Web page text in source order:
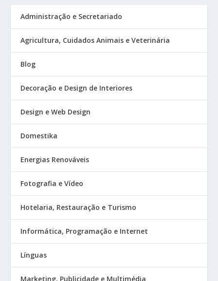
Administração e Secretariado
Agricultura, Cuidados Animais e Veterinária
Blog
Decoração e Design de Interiores
Design e Web Design
Domestika
Energias Renováveis
Fotografia e Vídeo
Hotelaria, Restauração e Turismo
Informática, Programação e Internet
Línguas
Marketing, Publicidade e Multimédia